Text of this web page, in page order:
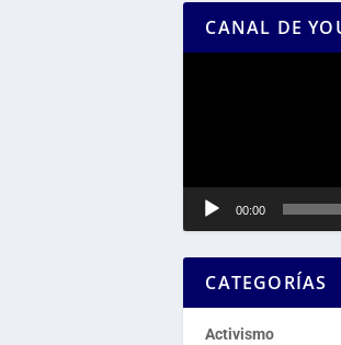
CANAL DE
00:00
CATEGORÍAS
Activismo